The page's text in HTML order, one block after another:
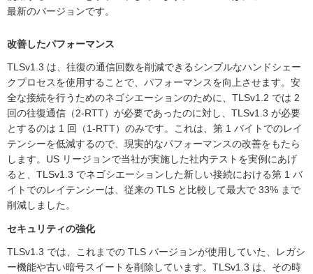
最新のバージョンです。
改善したパフォーマンス
TLSv1.3 は、往復の通信回数を削減できるシンプルなハンドシェー
クプロセスを使用することで、パフォーマンスを向上させます。安
全な接続を行うためのネゴシエーションのために、TLSv1.2 では 2
回の往復通信（2-RTT）が必要であったのに対し、TLSv1.3 が必要
とするのは 1 回（1-RTT）のみです。これは、第 1 バイトでのレイ
テンシーを低減するので、現実的なパフォーマンスの改善をもたら
します。US リージョンで当社が実施した社内テストを実例にあげ
ると、TLSv1.3 でネゴシエーションした新しい接続における第 1 バ
イトでのレイテンシーは、従来の TLS と比較して最大で 33% まで
削減しました。
セキュリティの強化
TLSv1.3 では、これまでの TLS バージョンが使用していた、レガシ
ー機能や古い暗号スイートを削除しています。TLSv1.3 は、その時